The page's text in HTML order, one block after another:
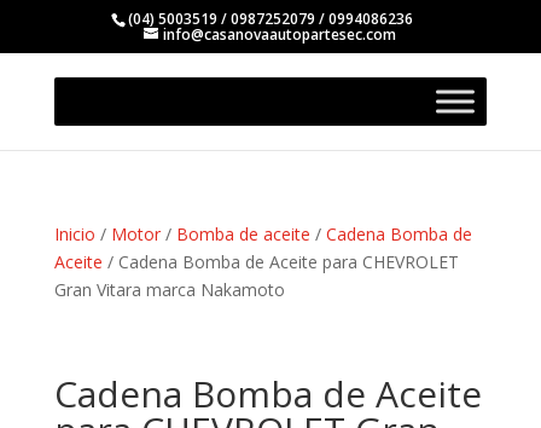
(04) 5003519 / 0987252079 / 0994086236
info@casanovaautopartesec.com
Inicio / Motor/ Bomba de aceite / Cadena Bomba de
Aceite / Cadena Bomba de Aceite para CHEVROLET
Gran Vitara marca Nakamoto
Cadena Bomba de Aceite